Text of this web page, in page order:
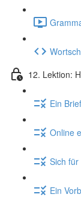
12. Lektion:
Ein
Online
Sich
Ein